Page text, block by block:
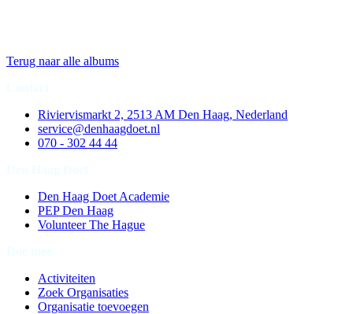
Terug naar alle albums
Riviervismarkt 2, 2513 AM Den Haag, Nederland
service@denhaagdoet.nl
070 - 302 44 44
Den Haag Doet Academie
PEP Den Haag
Volunteer The Hague
Activiteiten
Zoek Organisaties
Organisatie toevoegen